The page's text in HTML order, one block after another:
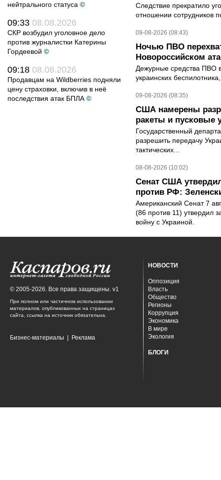
нейтрального статуса ©
09:33 08.08.2026
СКР возбудил уголовное дело
против журналистки Катерины
Гордеевой ©
09:18 08.08.2026
Продавцам на Wildberries подняли
цену страховки, включив в неё
последствия атак БПЛА ©
Следствие прекратило
отношении сотрудников
09-08-2026 (08:43)
Ночью ПВО
Новороссийском
Дежурные средства ПВО
украинских
09-08-2026 (08:35)
США намерены
ракеты и пусковые
Государственный
разрешить передачу
тактических...
08-08-2026 (10:02)
Сенат США
против РФ:
Американский Сенат 7
(86 против 11) утвердил
войну с Украиной.
© 2005-2026. Все права защищены. v1
При полном или частичном использовании
материалов, опубликованных на страницах
сайта, ссылка на источник обязательна.
Бизнес-материалы Реклама
НОВОСТИ
Оппозиция
Власть
Общество
Регионы
Коррупция
Экономика
В мире
Экология
БЛОГИ